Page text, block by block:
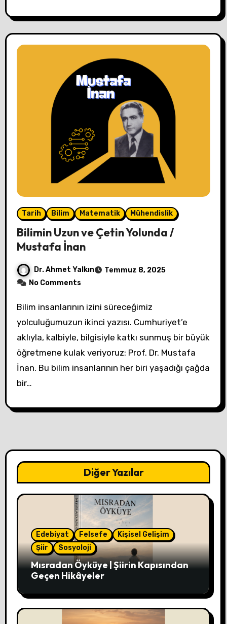
Tarih Bilim Matematik Mühendislik
Bilimin Uzun ve Çetin Yolunda /
Mustafa İnan
Dr. Ahmet Yalkın
Temmuz 8, 2025
No Comments
Bilim insanlarının izini süreceğimiz
yolculuğumuzun ikinci yazısı. Cumhuriyet’e
aklıyla, kalbiyle, bilgisiyle katkı sunmuş bir büyük
öğretmene kulak veriyoruz: Prof. Dr. Mustafa
İnan. Bu bilim insanlarının her biri yaşadığı çağda
bir…
Diğer Yazılar
Edebiyat Felsefe
Kişisel Gelişim
Şiir
Sosyoloji
Mısradan Öyküye | Şiirin Kapısından
Geçen Hikâyeler